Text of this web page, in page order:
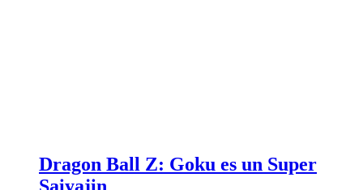
Dragon Ball Z: Goku es un Super